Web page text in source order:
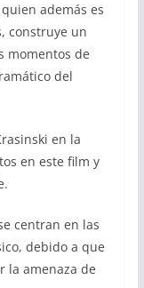
además es
construye un
momentos de
del
en la
en este film y
centran en las
debido a que
la amenaza de